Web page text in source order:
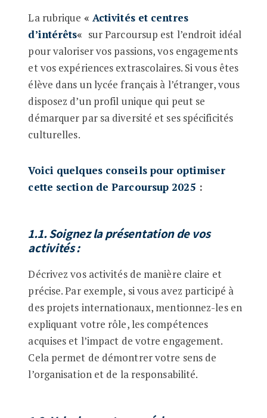
La rubrique « Activités et centres
d’intérêts« sur Parcoursup est l’endroit idéal
pour valoriser vos passions, vos engagements
et vos expériences extrascolaires. Si vous êtes
élève dans un lycée français à l’étranger, vous
disposez d’un profil unique qui peut se
démarquer par sa diversité et ses spécificités
culturelles.
Voici quelques conseils pour optimiser
cette section de Parcoursup 2025 :
1.1. Soignez la présentation de vos
activités :
Décrivez vos activités de manière claire et
précise. Par exemple, si vous avez participé à
des projets internationaux, mentionnez-les en
expliquant votre rôle, les compétences
acquises et l’impact de votre engagement.
Cela permet de démontrer votre sens de
l’organisation et de la responsabilité.